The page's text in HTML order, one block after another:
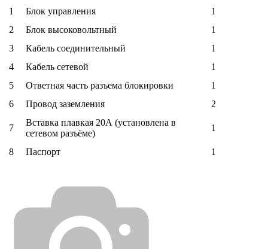
1
Блок управления
1
2
Блок высоковольтный
1
3
Кабель соединительный
1
4
Кабель сетевой
1
5
Ответная часть разъема блокировки
1
6
Провод заземления 2
7
Вставка плавкая 20А (установлена в
сетевом разъёме)
1
8 Паспорт 1